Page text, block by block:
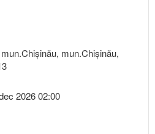
mun.Chişinău,
2026 02:00